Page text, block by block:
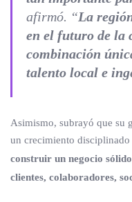
afirmó. “La
en el futuro de la
combinación
talento local e
Asimismo, subrayó que su
un crecimiento disciplinado
construir un negocio
clientes, colaboradores,